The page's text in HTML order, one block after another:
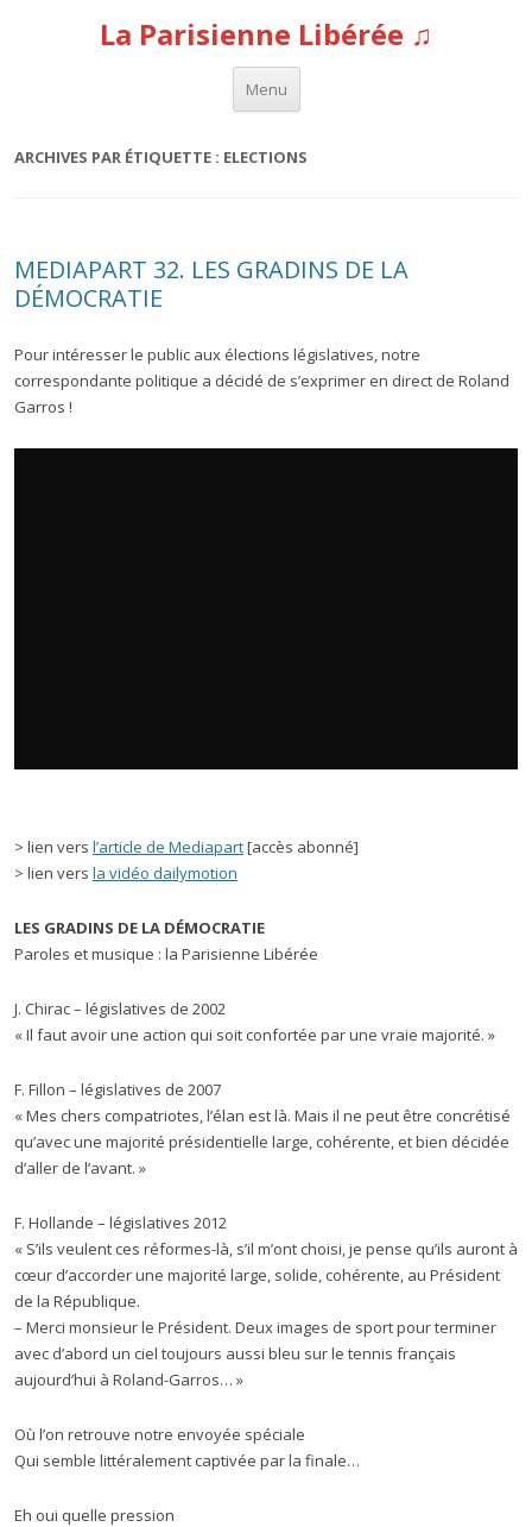
La Parisienne Libérée ♫
Menu
Aller au contenu
ARCHIVES PAR ÉTIQUETTE : ELECTIONS
MEDIAPART 32. LES GRADINS DE LA
DÉMOCRATIE
Pour intéresser le public aux élections législatives, notre
correspondante politique a décidé de s’exprimer en direct de Roland
Garros !
> lien vers l’article de Mediapart[accès abonné]
> lien vers la vidéo dailymotion
LES GRADINS DE LA DÉMOCRATIE
Paroles et musique : la Parisienne Libérée
J. Chirac – législatives de 2002
« Il faut avoir une action qui soit confortée par une vraie majorité. »
F. Fillon – législatives de 2007
« Mes chers compatriotes, l’élan est là. Mais il ne peut être concrétisé
qu’avec une majorité présidentielle large, cohérente, et bien décidée
d’aller de l’avant. »
F. Hollande – législatives 2012
« S’ils veulent ces réformes-là, s’il m’ont choisi, je pense qu’ils auront à
cœur d’accorder une majorité large, solide, cohérente, au Président
de la République.
– Merci monsieur le Président. Deux images de sport pour terminer
avec d’abord un ciel toujours aussi bleu sur le tennis français
aujourd’hui à Roland-Garros… »
Où l’on retrouve notre envoyée spéciale
Qui semble littéralement captivée par la finale…
Eh oui quelle pression